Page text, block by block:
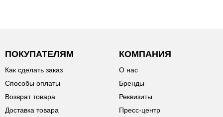
ПОКУПАТЕЛЯМ
Как сделать заказ
Способы оплаты
Возврат товара
Доставка товара
КОМПАНИЯ
О нас
Бренды
Реквизиты
Пресс-центр